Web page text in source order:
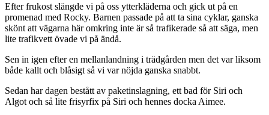
Efter frukost slängde vi på oss ytterkläderna och gick ut på en
promenad med Rocky. Barnen passade på att ta sina cyklar, ganska
skönt att vägarna här omkring inte är så trafikerade så att säga, men
lite trafikvett övade vi på ändå.
Sen in igen efter en mellanlandning i trädgården men det var liksom
både kallt och blåsigt så vi var nöjda ganska snabbt.
Sedan har dagen bestått av paketinslagning, ett bad för Siri och
Algot och så lite frisyrfix på Siri och hennes docka Aimee.